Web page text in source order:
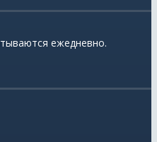
ежедневно.